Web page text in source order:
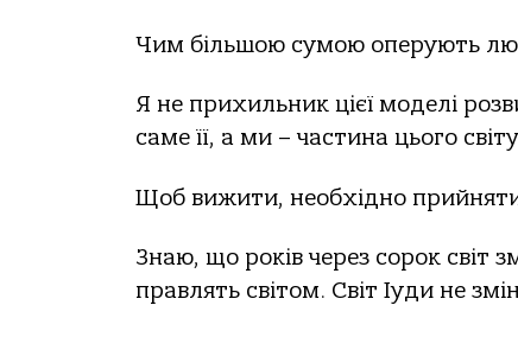
Чим більшою сумою оперують
Я не прихильник цієї моделі
саме її, а ми – частина цього
Щоб вижити, необхідно
Знаю, що років через сорок світ
правлять світом. Світ Іуди не